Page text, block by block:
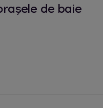
de baie